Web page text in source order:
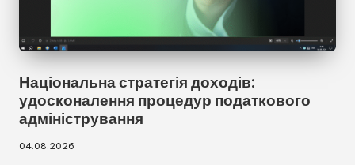
Національна стратегія доходів:
удосконалення процедур податкового
адміністрування
04.08.2026